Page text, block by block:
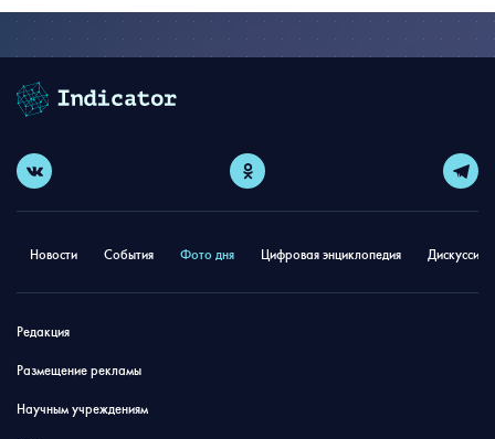
Новости События Фото дня Цифровая энциклопедия
Редакция
Размещение рекламы
Научным учреждениям